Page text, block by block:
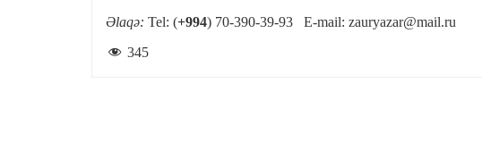
Əlaqə: Tel: (+994) 70-390-39-93 E-mail: zauryazar@mail.ru
345